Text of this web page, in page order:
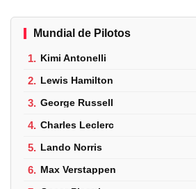
Mundial de Pilotos
1. Kimi Antonelli
2. Lewis Hamilton
3. George Russell
4. Charles Leclerc
5. Lando Norris
6. Max Verstappen